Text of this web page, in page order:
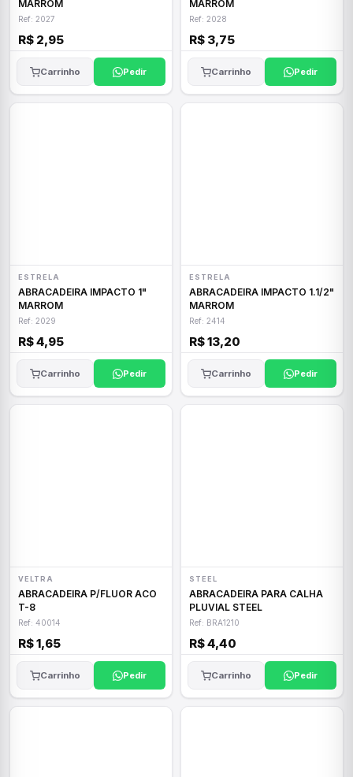
MARROM
Ref: 2027
R$ 2,95
Carrinho Pedir
MARROM
Ref: 2028
R$ 3,75
Carrinho Pedir
ESTRELA
ABRACADEIRA IMPACTO 1"
MARROM
Ref: 2029
R$ 4,95
Carrinho Pedir
ESTRELA
ABRACADEIRA IMPACTO 1.1/2"
MARROM
Ref: 2414
R$ 13,20
Carrinho Pedir
VELTRA
ABRACADEIRA P/FLUOR ACO
T-8
Ref: 40014
R$ 1,65
Carrinho Pedir
STEEL
ABRACADEIRA PARA CALHA
PLUVIAL STEEL
Ref: BRA1210
R$ 4,40
Carrinho Pedir